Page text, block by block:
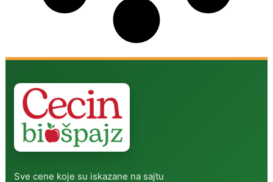
Sve cene koje su iskazane na sajtu